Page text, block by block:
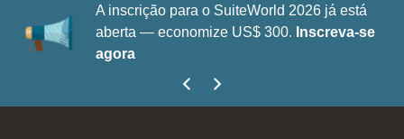
A inscrição para o SuiteWorld 2026 já está
aberta — economize US$ 300. Inscreva-se
agora